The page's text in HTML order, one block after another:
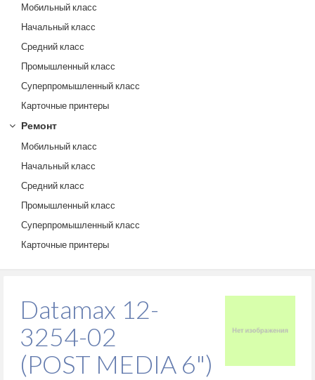
Мобильный класс
Начальный класс
Средний класс
Промышленный класс
Суперпромышленный класс
Карточные принтеры
Ремонт
Мобильный класс
Начальный класс
Средний класс
Промышленный класс
Суперпромышленный класс
Карточные принтеры
Datamax 12-
3254-02
(POST MEDIA 6")